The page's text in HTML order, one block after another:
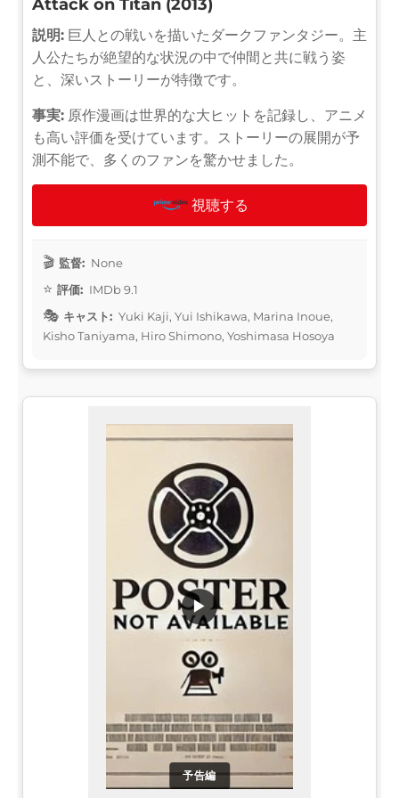
Attack on Titan (2013)
説明: 巨人との戦いを描いたダークファンタジー。主
人公たちが絶望的な状況の中で仲間と共に戦う姿
と、深いストーリーが特徴です。
事実: 原作漫画は世界的な大ヒットを記録し、アニメ
も高い評価を受けています。ストーリーの展開が予
測不能で、多くのファンを驚かせました。
視聴する
監督: None
評価: IMDb 9.1
キャスト: Yuki Kaji, Yui Ishikawa, Marina Inoue,
Kisho Taniyama, Hiro Shimono, Yoshimasa Hosoya
予告編
▶